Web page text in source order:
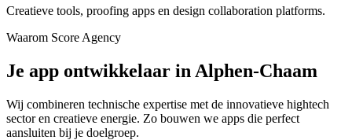
Creatieve tools, proofing apps en design collaboration platforms.
Waarom Score Agency
Je app ontwikkelaar in Alphen-Chaam
Wij combineren technische expertise met de innovatieve hightech
sector en creatieve energie. Zo bouwen we apps die perfect
aansluiten bij je doelgroep.